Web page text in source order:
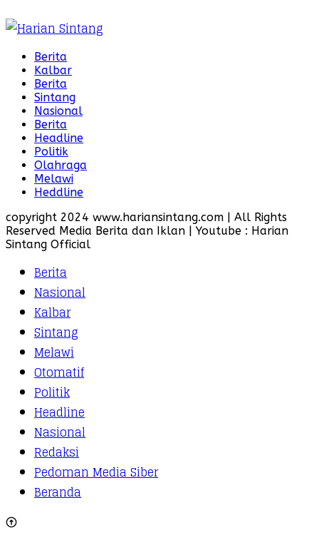
Berita
Kalbar
Berita
Sintang
Nasional
Berita
Headline
Politik
Olahraga
Melawi
Heddline
copyright 2024 www.hariansintang.com | All Rights
Reserved Media Berita dan Iklan | Youtube : Harian
Sintang Official
Berita
Nasional
Kalbar
Sintang
Melawi
Otomatif
Politik
Headline
Nasional
Redaksi
Pedoman Media Siber
Beranda